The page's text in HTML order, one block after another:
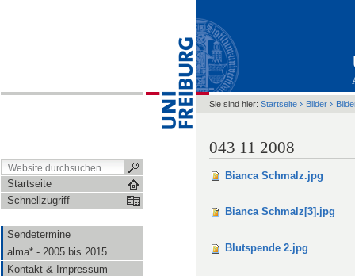
Startseite
Schnellzugriff
Sendetermine
alma* - 2005 bis 2015
Kontakt & Impressum
Sie sind hier: Startseite › Bilder ›
043 11 2008
Bianca Schmalz.jpg
Bianca Schmalz[3].jpg
Blutspende 2.jpg